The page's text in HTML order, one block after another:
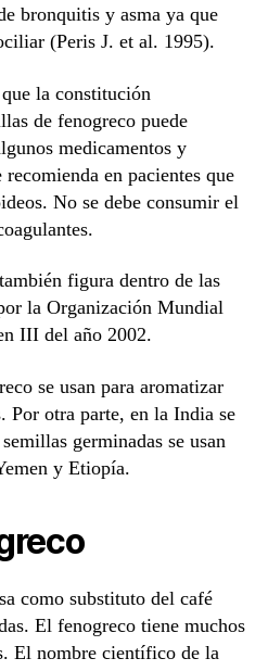
bronquitis y asma ya que
(Peris J. et al. 1995).
la constitución
de fenogreco puede
medicamentos y
en pacientes que
No se debe consumir el
también figura dentro de las
la Organización Mundial
III del año 2002.
se usan para aromatizar
Por otra parte, en la India se
germinadas se usan
y Etiopía.
como substituto del café
El fenogreco tiene muchos
El nombre científico de la